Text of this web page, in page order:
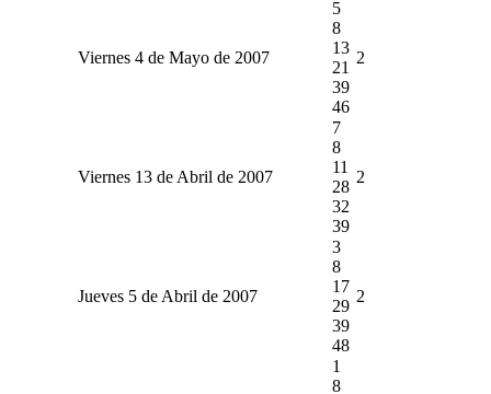
Viernes 4 de Mayo de 2007
5
8
13
21
39
46
2
Viernes 13 de Abril de 2007
7
8
11
28
32
39
2
Jueves 5 de Abril de 2007
3
8
17
29
39
48
2
1
8